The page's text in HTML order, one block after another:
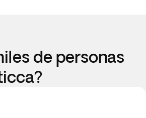
de personas